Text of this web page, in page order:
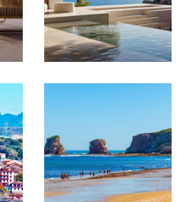
de votre bien à sa
Nous mettons en
de communication
votre propriété auprès
potentiels.
et à nos outils de
nous assurons que
visibilité nécessaire
et au meilleur
de vente et trouvez